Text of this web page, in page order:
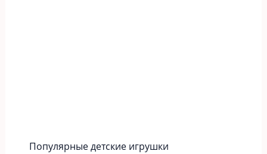
Популярные детские игрушки